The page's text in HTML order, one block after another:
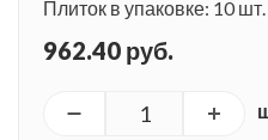
Плиток в упаковке: 10 шт.
962.40 руб.